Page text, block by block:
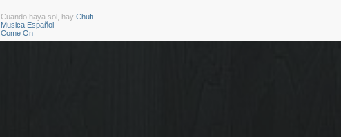
Cuando haya sol, hay Chufi
Musica Español
Come On